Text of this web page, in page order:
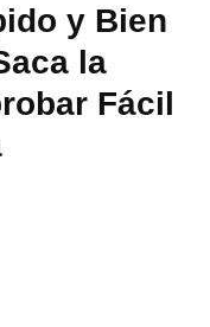
y Bien
la
Fácil